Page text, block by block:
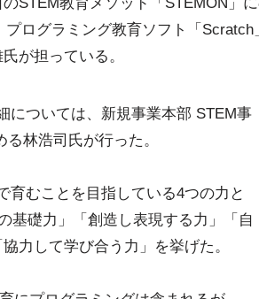
プログラミング教育ソフト「
が担っている。
については、新規事業本部 STEM事
林浩司氏が行った。
育むことを目指している4つの力と
基礎力」「創造し表現する力」「自
力して学び合う力」を挙げた。